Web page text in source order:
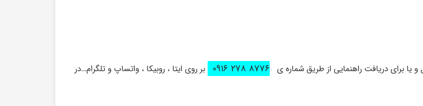
یا برای دریافت راهنمایی از طریق شماره ی ۸۷۷۶ ۲۷۸ ۰۹۱۶
بر روی ایتا ، روبیکا ، واتساپ و تلگرام…در